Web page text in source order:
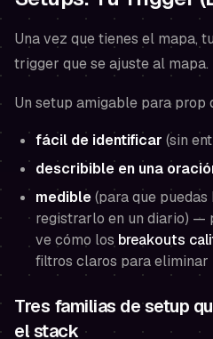
Una vez que tienes el mapa,
trigger que se ajuste al mapa.
Un setup amigable para prop
fácil de identificar (sin
describible en una
medible(para que
registrarlo en un diario) —
ve cómo los breakouts
filtros claros para eliminar
Tres familias de setup
el stack